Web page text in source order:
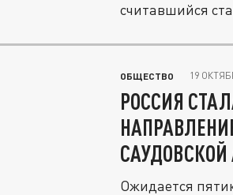
считавшийся
ОБЩЕСТВО 19
РОССИЯ
Ожидается